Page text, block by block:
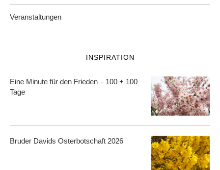
Veranstaltungen
INSPIRATION
Eine Minute für den Frieden – 100 + 100
Tage
Bruder Davids Osterbotschaft 2026